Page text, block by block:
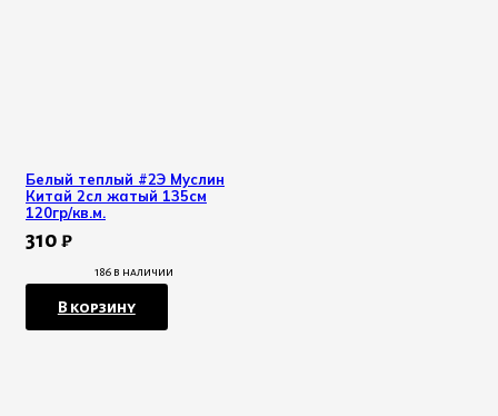
Белый теплый #2Э Муслин
Китай 2сл жатый 135см
120гр/кв.м.
310₽
186 в наличии
В корзину